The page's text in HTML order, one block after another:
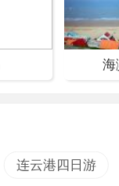
海
连云港四日游